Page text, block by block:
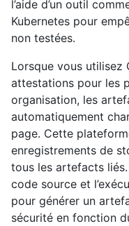
l’aide d’un outil
Kubernetes pour
non testées.
Lorsque vous utilisez
attestations pour les
organisation, les
automatiquement
page. Cette
enregistrements de
tous les artefacts
code source et
pour générer un
sécurité en fonction